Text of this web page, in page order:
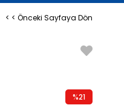
< < Önceki Sayfaya Dön
%21